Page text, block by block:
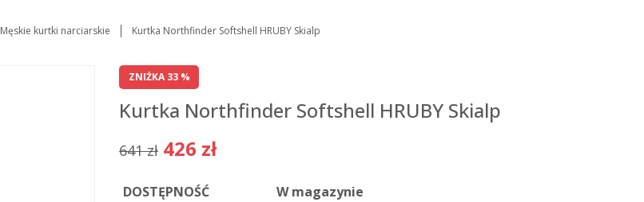
Męskie kurtki narciarskie Kurtka Northfinder Softshell HRUBY Skialp
ZNIŻKA 33 %
Kurtka Northfinder Softshell HRUBY Skialp
641 zł 426 zł
DOSTĘPNOŚĆ W magazynie